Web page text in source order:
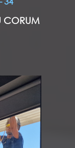
CORUM